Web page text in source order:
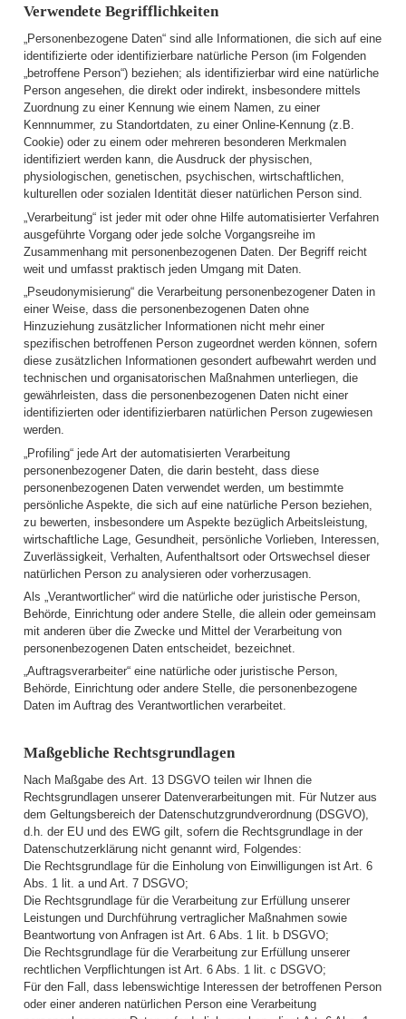
Verwendete Begrifflichkeiten
„Personenbezogene Daten“ sind alle Informationen, die sich auf eine
identifizierte oder identifizierbare natürliche Person (im Folgenden
„betroffene Person“) beziehen; als identifizierbar wird eine natürliche
Person angesehen, die direkt oder indirekt, insbesondere mittels
Zuordnung zu einer Kennung wie einem Namen, zu einer
Kennnummer, zu Standortdaten, zu einer Online-Kennung (z.B.
Cookie) oder zu einem oder mehreren besonderen Merkmalen
identifiziert werden kann, die Ausdruck der physischen,
physiologischen, genetischen, psychischen, wirtschaftlichen,
kulturellen oder sozialen Identität dieser natürlichen Person sind.
„Verarbeitung“ ist jeder mit oder ohne Hilfe automatisierter Verfahren
ausgeführte Vorgang oder jede solche Vorgangsreihe im
Zusammenhang mit personenbezogenen Daten. Der Begriff reicht
weit und umfasst praktisch jeden Umgang mit Daten.
„Pseudonymisierung“ die Verarbeitung personenbezogener Daten in
einer Weise, dass die personenbezogenen Daten ohne
Hinzuziehung zusätzlicher Informationen nicht mehr einer
spezifischen betroffenen Person zugeordnet werden können, sofern
diese zusätzlichen Informationen gesondert aufbewahrt werden und
technischen und organisatorischen Maßnahmen unterliegen, die
gewährleisten, dass die personenbezogenen Daten nicht einer
identifizierten oder identifizierbaren natürlichen Person zugewiesen
werden.
„Profiling“ jede Art der automatisierten Verarbeitung
personenbezogener Daten, die darin besteht, dass diese
personenbezogenen Daten verwendet werden, um bestimmte
persönliche Aspekte, die sich auf eine natürliche Person beziehen,
zu bewerten, insbesondere um Aspekte bezüglich Arbeitsleistung,
wirtschaftliche Lage, Gesundheit, persönliche Vorlieben, Interessen,
Zuverlässigkeit, Verhalten, Aufenthaltsort oder Ortswechsel dieser
natürlichen Person zu analysieren oder vorherzusagen.
Als „Verantwortlicher“ wird die natürliche oder juristische Person,
Behörde, Einrichtung oder andere Stelle, die allein oder gemeinsam
mit anderen über die Zwecke und Mittel der Verarbeitung von
personenbezogenen Daten entscheidet, bezeichnet.
„Auftragsverarbeiter“ eine natürliche oder juristische Person,
Behörde, Einrichtung oder andere Stelle, die personenbezogene
Daten im Auftrag des Verantwortlichen verarbeitet.
Maßgebliche Rechtsgrundlagen
Nach Maßgabe des Art. 13 DSGVO teilen wir Ihnen die
Rechtsgrundlagen unserer Datenverarbeitungen mit. Für Nutzer aus
dem Geltungsbereich der Datenschutzgrundverordnung (DSGVO),
d.h. der EU und des EWG gilt, sofern die Rechtsgrundlage in der
Datenschutzerklärung nicht genannt wird, Folgendes:
Die Rechtsgrundlage für die Einholung von Einwilligungen ist Art. 6
Abs. 1 lit. a und Art. 7 DSGVO;
Die Rechtsgrundlage für die Verarbeitung zur Erfüllung unserer
Leistungen und Durchführung vertraglicher Maßnahmen sowie
Beantwortung von Anfragen ist Art. 6 Abs. 1 lit. b DSGVO;
Die Rechtsgrundlage für die Verarbeitung zur Erfüllung unserer
rechtlichen Verpflichtungen ist Art. 6 Abs. 1 lit. c DSGVO;
Für den Fall, dass lebenswichtige Interessen der betroffenen Person
oder einer anderen natürlichen Person eine Verarbeitung